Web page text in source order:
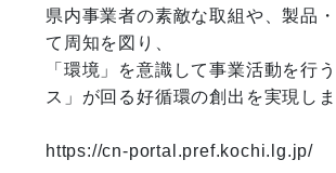
県内事業者の素敵な取組や、製品
て周知を図り、
「環境」を意識して事業活動を行
ス」が回る好循環の創出を実現しま